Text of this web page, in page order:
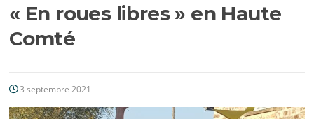
« En roues libres » en Haute
Comté
3 septembre 2021